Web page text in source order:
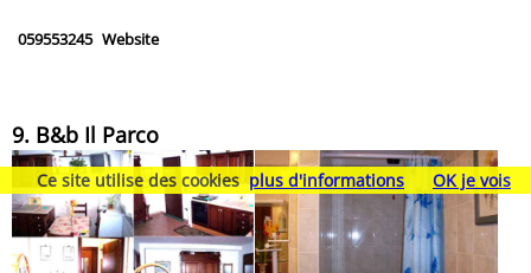
059553245 Website
9. B&b Il Parco
Ce site utilise des cookies plus d'informations OK je vois